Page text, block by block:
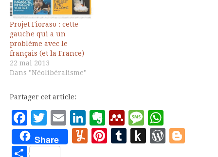
Projet Fioraso : cette
gauche qui a un
problème avec le
français (et la France)
22 mai 2013
Dans "Néolibéralisme"
Partager cet article:
Facebook
Twitter
EmailLinkedIn
Evernote
Mendeley
Message
Share Yummly
Pinterest
Tumblr
Push